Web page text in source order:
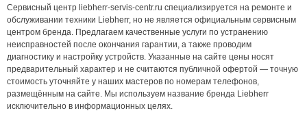
Сервисный центр liebherr-servis-centr.ru специализируется на ремонте и
обслуживании техники Liebherr, но не является официальным сервисным
центром бренда. Предлагаем качественные услуги по устранению
неисправностей после окончания гарантии, а также проводим
диагностику и настройку устройств. Указанные на сайте цены носят
предварительный характер и не считаются публичной офертой — точную
стоимость уточняйте у наших мастеров по номерам телефонов,
размещённым на сайте. Мы используем название бренда Liebherr
исключительно в информационных целях.